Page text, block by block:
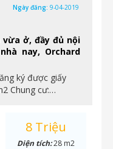
ở, đầy đủ nội
nay, Orchard
ký được giấy
Chung cư:…
Ngày đăng: 9-04-2019
8 Triệu
Diện tích:28 m2